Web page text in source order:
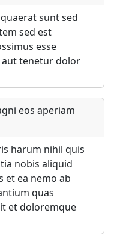
sunt sed
sed est
esse
tenetur dolor
eos aperiam
harum nihil quis
nobis aliquid
et ea nemo ab
quas
et doloremque